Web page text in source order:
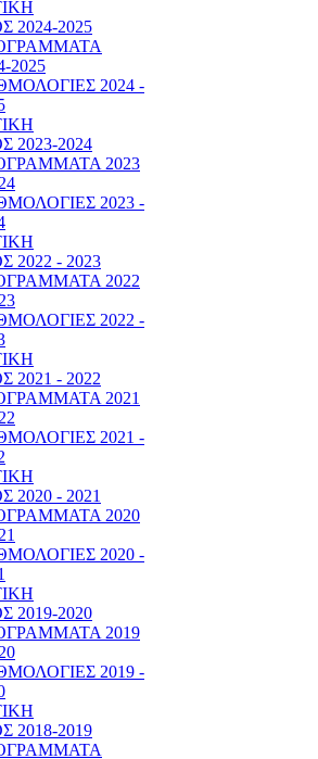
2024-2025
2025
2024 -
2023-2024
2023
2023 -
2022 - 2023
2022
2022 -
2021 - 2022
2021
2021 -
2020 - 2021
2020
2020 -
2019-2020
2019
2019 -
2018-2019